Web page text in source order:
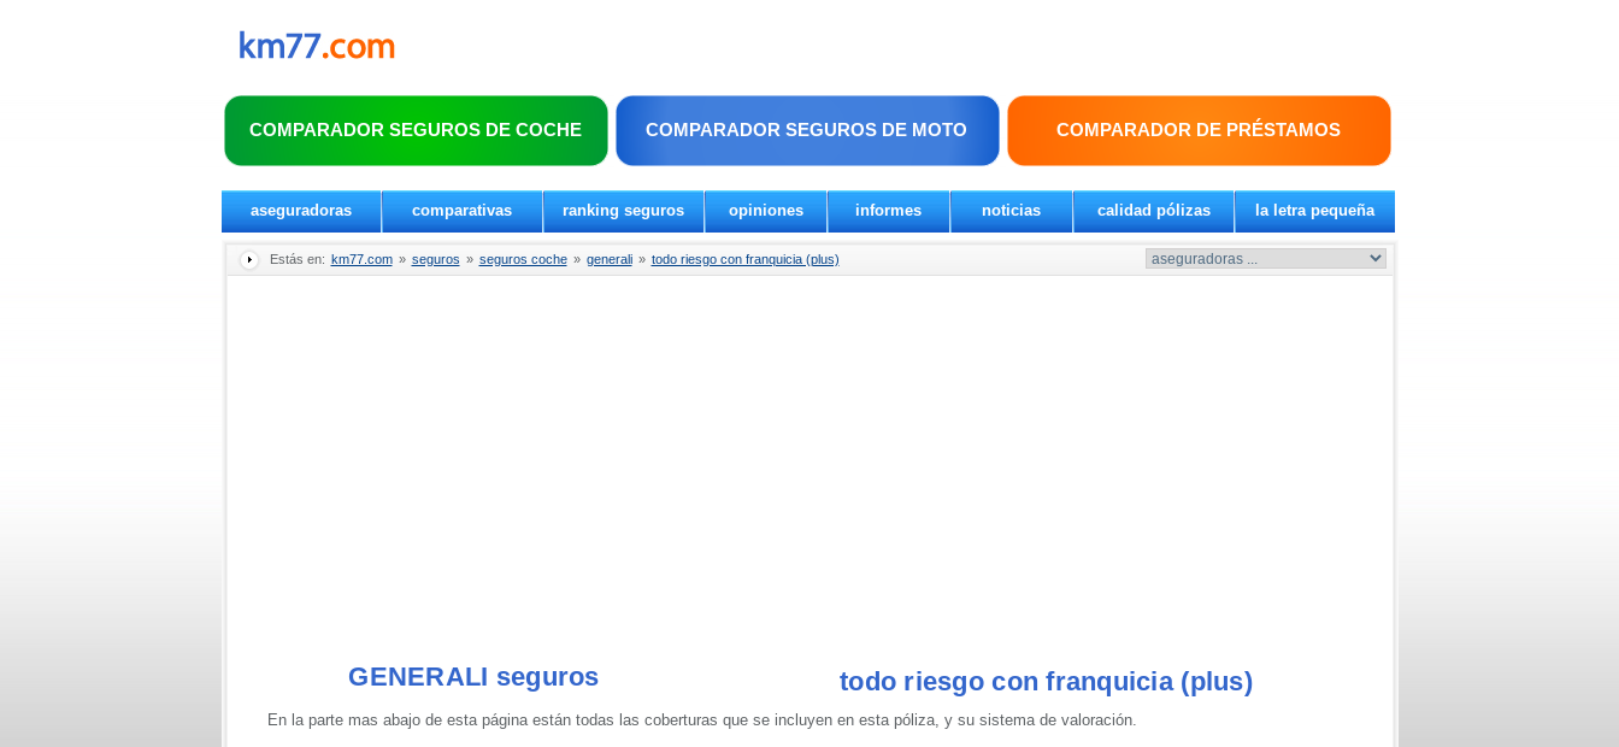
COMPARADOR SEGUROS DE COCHE COMPARADOR SEGUROS DE MOTO COMPARADOR DE PRÉSTAMOS
aseguradoras comparativas ranking seguros opiniones informes noticias calidad pólizas la letra pequeña
Estás en: km77.com » seguros » seguros coche » generali » todo riesgo con franquicia (plus)
GENERALI seguros todo riesgo con franquicia (plus)
En la parte mas abajo de esta página están todas las coberturas que se incluyen en esta póliza, y su sistema de valoración.